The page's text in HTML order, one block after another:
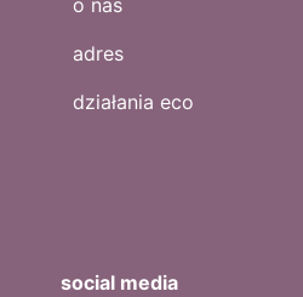
o nas
adres
działania eco
social media